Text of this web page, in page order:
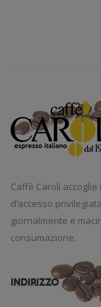
Caffè Caroli
d’accesso
giornalmente e
consumazione.
INDIRIZZO